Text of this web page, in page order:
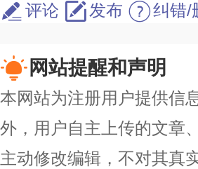
评论
发布 纠错/
网站提醒和声明
本网站为注册用户提供信
外，用户自主上传的文章
主动修改编辑，不对其真